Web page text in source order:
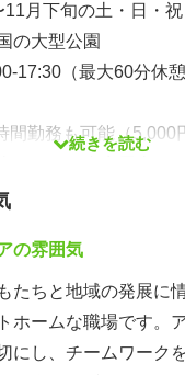
月下旬の土・日・
の大型公園
17:30（最大60分休
勤務も可能（5,000
解散
能な日時を提出して
精算
合わせて振込み（月
力に応じて昇給あり
続きを読む
の雰囲気
たちと地域の発展に
ホームな職場です。
にし、チームワーク